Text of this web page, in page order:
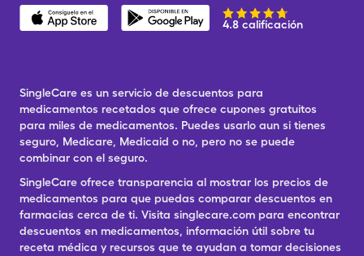
4.8 calificación
SingleCare es un servicio de descuentos para
medicamentos recetados que ofrece cupones gratuitos
para miles de medicamentos. Puedes usarlo aun si tienes
seguro, Medicare, Medicaid o no, pero no se puede
combinar con el seguro.
SingleCare ofrece transparencia al mostrar los precios de
medicamentos para que puedas comparar descuentos en
farmacias cerca de ti. Visita singlecare.com para encontrar
descuentos en medicamentos, información útil sobre tu
receta médica y recursos que te ayudan a tomar decisiones